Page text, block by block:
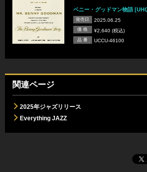
ベニー・グッドマン物語
発売日 2025.06.25
価 格 ¥2,640 (税込)
品 番 UCCU-46100
関連ページ
2025年ジャズリリース
Everything JAZZ